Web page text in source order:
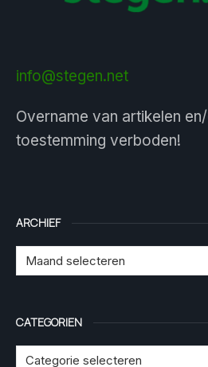
info@stegen.net
Overname van artikelen
toestemming verboden!
ARCHIEF
CATEGORIEN